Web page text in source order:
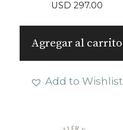
d
5
USD 297.00
Agregar al carrito
Add to Wishlist